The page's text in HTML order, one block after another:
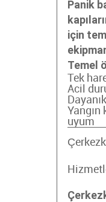
Panik
için
Temel
Tek
Acil
Yangın
uyum